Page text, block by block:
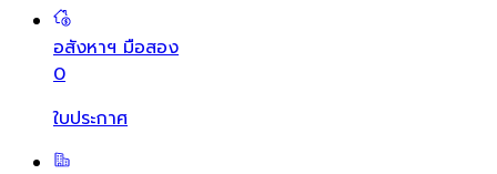
อสังหาฯ มือสอง
0
ใบประกาศ